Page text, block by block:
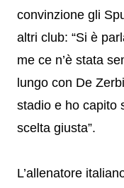
convinzione gli
altri club: “Si è
me ce n’è stata
lungo con De
stadio e ho capito
scelta giusta”.
L’allenatore